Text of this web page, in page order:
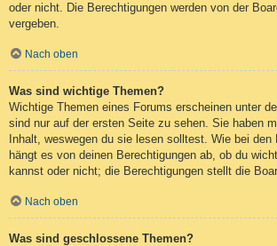
oder nicht. Die Berechtigungen werden von der
vergeben.
Nach oben
Was sind wichtige Themen?
Wichtige Themen eines Forums erscheinen unter
sind nur auf der ersten Seite zu sehen. Sie haben
Inhalt, weswegen du sie lesen solltest. Wie bei den
hängt es von deinen Berechtigungen ab, ob du
kannst oder nicht; die Berechtigungen stellt die
Nach oben
Was sind geschlossene Themen?